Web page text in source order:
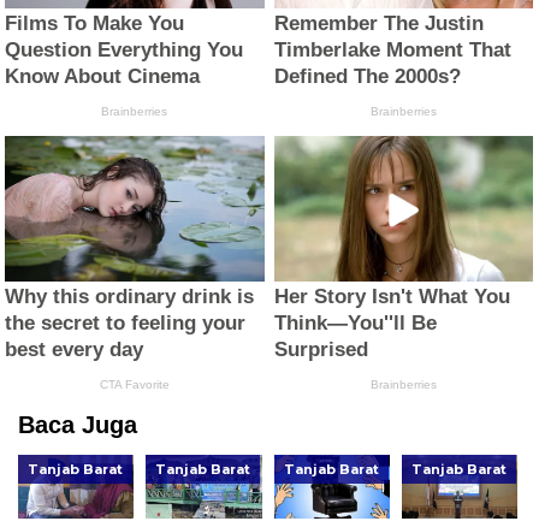
Baca Juga
Tanjab Barat Tanjab Barat Tanjab Barat Tanjab Barat